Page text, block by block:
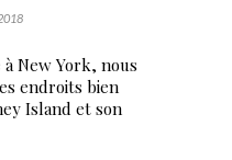
New York, nous
endroits bien
Island et son